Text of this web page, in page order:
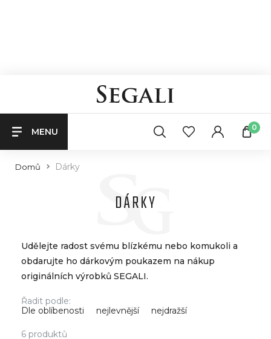
MENU 0
Domů Dárky
DÁRKY
Udělejte radost svému blízkému nebo komukoli a
obdarujte ho dárkovým poukazem na nákup
originálních výrobků SEGALI.
Řadit podle:
Dle oblíbenosti
nejlevnější nejdražší
6 produktů